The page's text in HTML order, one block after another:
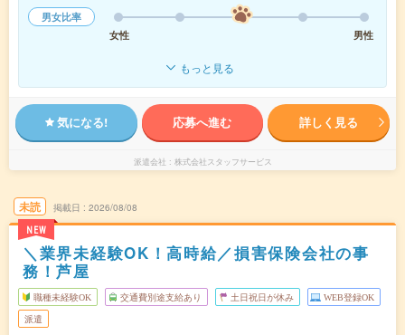
男女比率
女性
男性
もっと見る
気になる! 応募へ進む 詳しく見る
派遣会社 株式会社スタッフサービス
未読
NEW
掲載日 2026/08/08
＼業界未経験OK！高時給／損害保険会社の事
務！芦屋
職種未経験OK 交通費別途支給あり 土日祝日が休み WEB登録OK
派遣